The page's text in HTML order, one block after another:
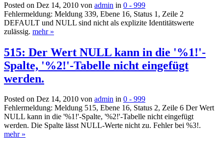
Posted on Dez 14, 2010 von admin in 0 - 999
Fehlermeldung: Meldung 339, Ebene 16, Status 1, Zeile 2
DEFAULT und NULL sind nicht als explizite Identitätswerte
zulässig. mehr »
515: Der Wert NULL kann in die '%1!'-
Spalte, '%2!'-Tabelle nicht eingefügt
werden.
Posted on Dez 14, 2010 von admin in 0 - 999
Fehlermeldung: Meldung 515, Ebene 16, Status 2, Zeile 6 Der Wert
NULL kann in die '%1!'-Spalte, '%2!'-Tabelle nicht eingefügt
werden. Die Spalte lässt NULL-Werte nicht zu. Fehler bei %3!.
mehr »